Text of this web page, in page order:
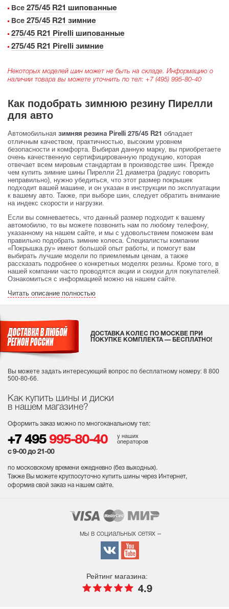
Все 275/45 R21 шипованные
Все 275/45 R21 зимние
275/45 R21 Pirelli шипованные
275/45 R21 Pirelli зимние
Некоторых моделей шин может не быть на складе. Информацию о
наличии товара вы можете уточнить по тел: +7 (495) 995-80-40
Как подобрать зимнюю резину Пирелли
для авто
Автомобильная зимняя резина Pirelli 275/45 R21 обладает
отличным качеством, практичностью, высоким уровнем
безопасности и комфорта. Выбирая данную марку, вы приобретаете
очень качественную сертифицированную продукцию, которая
отвечает всем мировым стандартам в производстве шин. Прежде
чем купить зимние шины Пирелли 21 диаметра (радиус говорить
неправильно), нужно убедиться, что этот размер покрышек
подходит вашей машине, и он указан в инструкции по эксплуатации
к вашему авто. Также, при выборе шин, следует обратить внимание
на индекс скорости и нагрузки.
Если вы сомневаетесь, что данный размер подходит к вашему
автомобилю, то вы можете позвонить нам по любому телефону,
указанному на нашем сайте, и мы с удовольствием поможем вам
правильно подобрать зимние колеса. Специалисты компании
«Покрышка.ру» имеют большой опыт работы, и помогут вам
выбирать лучшие модели по приемлемым ценам, а также
рассказать подробнее о конкретных моделях резины. Кроме того, в
нашей компании часто проводятся акции и скидки для покупателей.
Ознакомиться с информацией можно на нашем сайте.
Читать описание полностью
Как купить шины и диски
в нашем магазине?
Оформить заказ можно по многоканальному тел:
+7 495 995-80-40
у наших
операторов
с 9-00 до 21-00
по московскому времени ежедневно (без выходных).
Также Вы можете круглосуточно купить шины через Интернет,
оформив свой заказ на нашем сайте.
ДОСТАВКА КОЛЕС ПО МОСКВЕ ПРИ
ПОКУПКЕ КОМПЛЕКТА — БЕСПЛАТНО!
Вы можете задать интересующий вопрос по бесплатному номеру: 8 800
500-80-66.
мы в социальных сетях –
Рейтинг магазина:
4.9